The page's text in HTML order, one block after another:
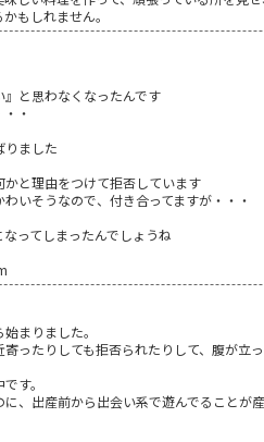
もしれません。
と思わなくなったんです
・
りました
と理由をつけて拒否しています
いそうなので、付き合ってますが・・・
ってしまったんでしょうね
まりました。
ったりしても拒否られたりして、腹が立
す。
、出産前から出会い系で遊んでることが